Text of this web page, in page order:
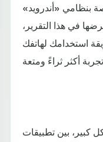
بنظامي «أندرويد»
في هذا التقرير،
استخدامك لهاتفك
كبير، بين تطبيقات